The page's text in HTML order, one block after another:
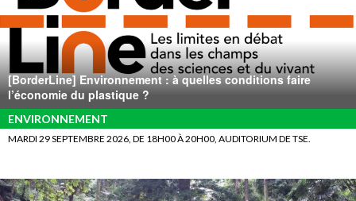
[BorderLine] Environnement : à quelles conditions faire
l’économie du plastique ?
ENVIRONNEMENT
MARDI 29 SEPTEMBRE 2026, DE 18H00 À 20H00, AUDITORIUM DE TSE.